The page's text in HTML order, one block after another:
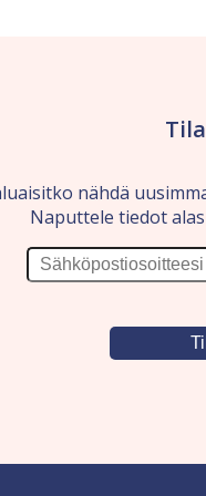
nähdä
Naputtele tiedot